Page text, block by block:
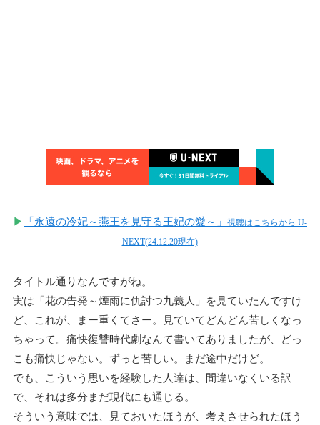
▶ 「永遠の冷妃～燕王を見守る王妃の愛～」 視聴はこちらから U-
NEXT(24.12.20現在)
タイトル通りなんですがね。
実は「花の告発～煙雨に仇討つ九義人」を見ていたんですけ
ど、これが、まー重くてさー。見ていてどんどん苦しくなっ
ちゃって。痛快復讐時代劇なんて書いてありましたが、どっ
こも痛快じゃない。ずっと苦しい。まだ途中だけど。
でも、こういう思いを経験した人達は、間違いなくいる訳
で、それは多分まだ現代にも通じる。
そういう意味では、見ておいたほうが、考えさせられたほう